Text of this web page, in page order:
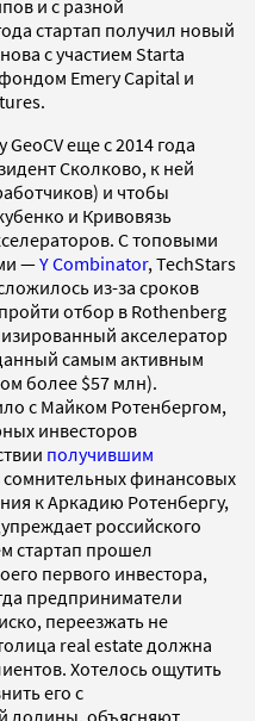
и с разной
стартап получил новый
с участием Starta
Emery Capital и
еще с 2014 года
Сколково, к ней
и чтобы
и Кривовязь
С топовыми
—Y Combinator, TechStars
из-за сроков
отбор в Rothenberg
акселератор
самым активным
более $57 млн).
с Майком Ротенбергом,
инвесторов
получившим
сомнительных финансовых
к Аркадию Ротенбергу,
российского
стартап прошел
первого инвестора,
предприниматели
переезжать не
real estate должна
Хотелось ощутить
его с
долины, объясняют